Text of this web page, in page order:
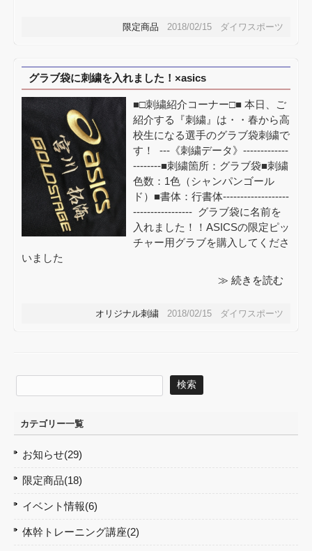
限定商品 2018/02/15 ダイワスポーツ
グラブ袋に刺繍を入れました！×asics
■□刺繍紹介コーナー□■ 本日、ご
紹介する『刺繍』は・・春から高
校生になる選手のグラブ袋刺繍で
す！ ---《刺繍データ》-------------
--------■刺繍箇所：グラブ袋■刺繍
色数：1色（シャンパンゴール
ド）■書体：行書体-------------------
----------------- グラブ袋に名前を
入れました！！ASICSの限定ピッ
チャー用グラブを購入してくださ
いました
≫ 続きを読む
オリジナル刺繍 2018/02/15 ダイワスポーツ
カテゴリー一覧
お知らせ(29)
限定商品(18)
イベント情報(6)
体幹トレーニング講座(2)